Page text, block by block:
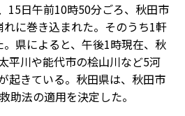
15日午前10時50分ごろ、秋田市
に巻き込まれた。そのうち1軒
県によると、午後1時現在、秋
平川や能代市の桧山川など5河
起きている。秋田県は、秋田市
助法の適用を決定した。